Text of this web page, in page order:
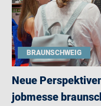
BRAUNSCHWEIG
Neue
jobmesse